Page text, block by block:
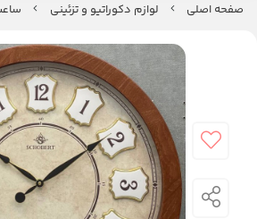
صفحه اصلی لوازم دکوراتیو و تزئینی